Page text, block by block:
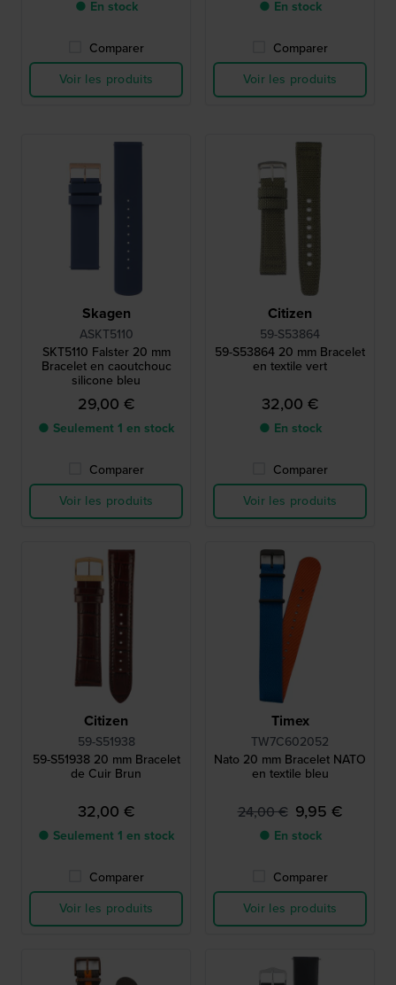
● En stock
Comparer
Voir les produits
● En stock
Comparer
Voir les produits
Skagen
ASKT5110
SKT5110 Falster 20 mm
Bracelet en caoutchouc
silicone bleu
29,00 €
● Seulement 1 en stock
Comparer
Voir les produits
Citizen
59-S53864
59-S53864 20 mm Bracelet
en textile vert
32,00 €
● En stock
Comparer
Voir les produits
Citizen
59-S51938
59-S51938 20 mm Bracelet
de Cuir Brun
32,00 €
● Seulement 1 en stock
Comparer
Voir les produits
Timex
TW7C602052
Nato 20 mm Bracelet NATO
en textile bleu
24,00 € 9,95 €
● En stock
Comparer
Voir les produits